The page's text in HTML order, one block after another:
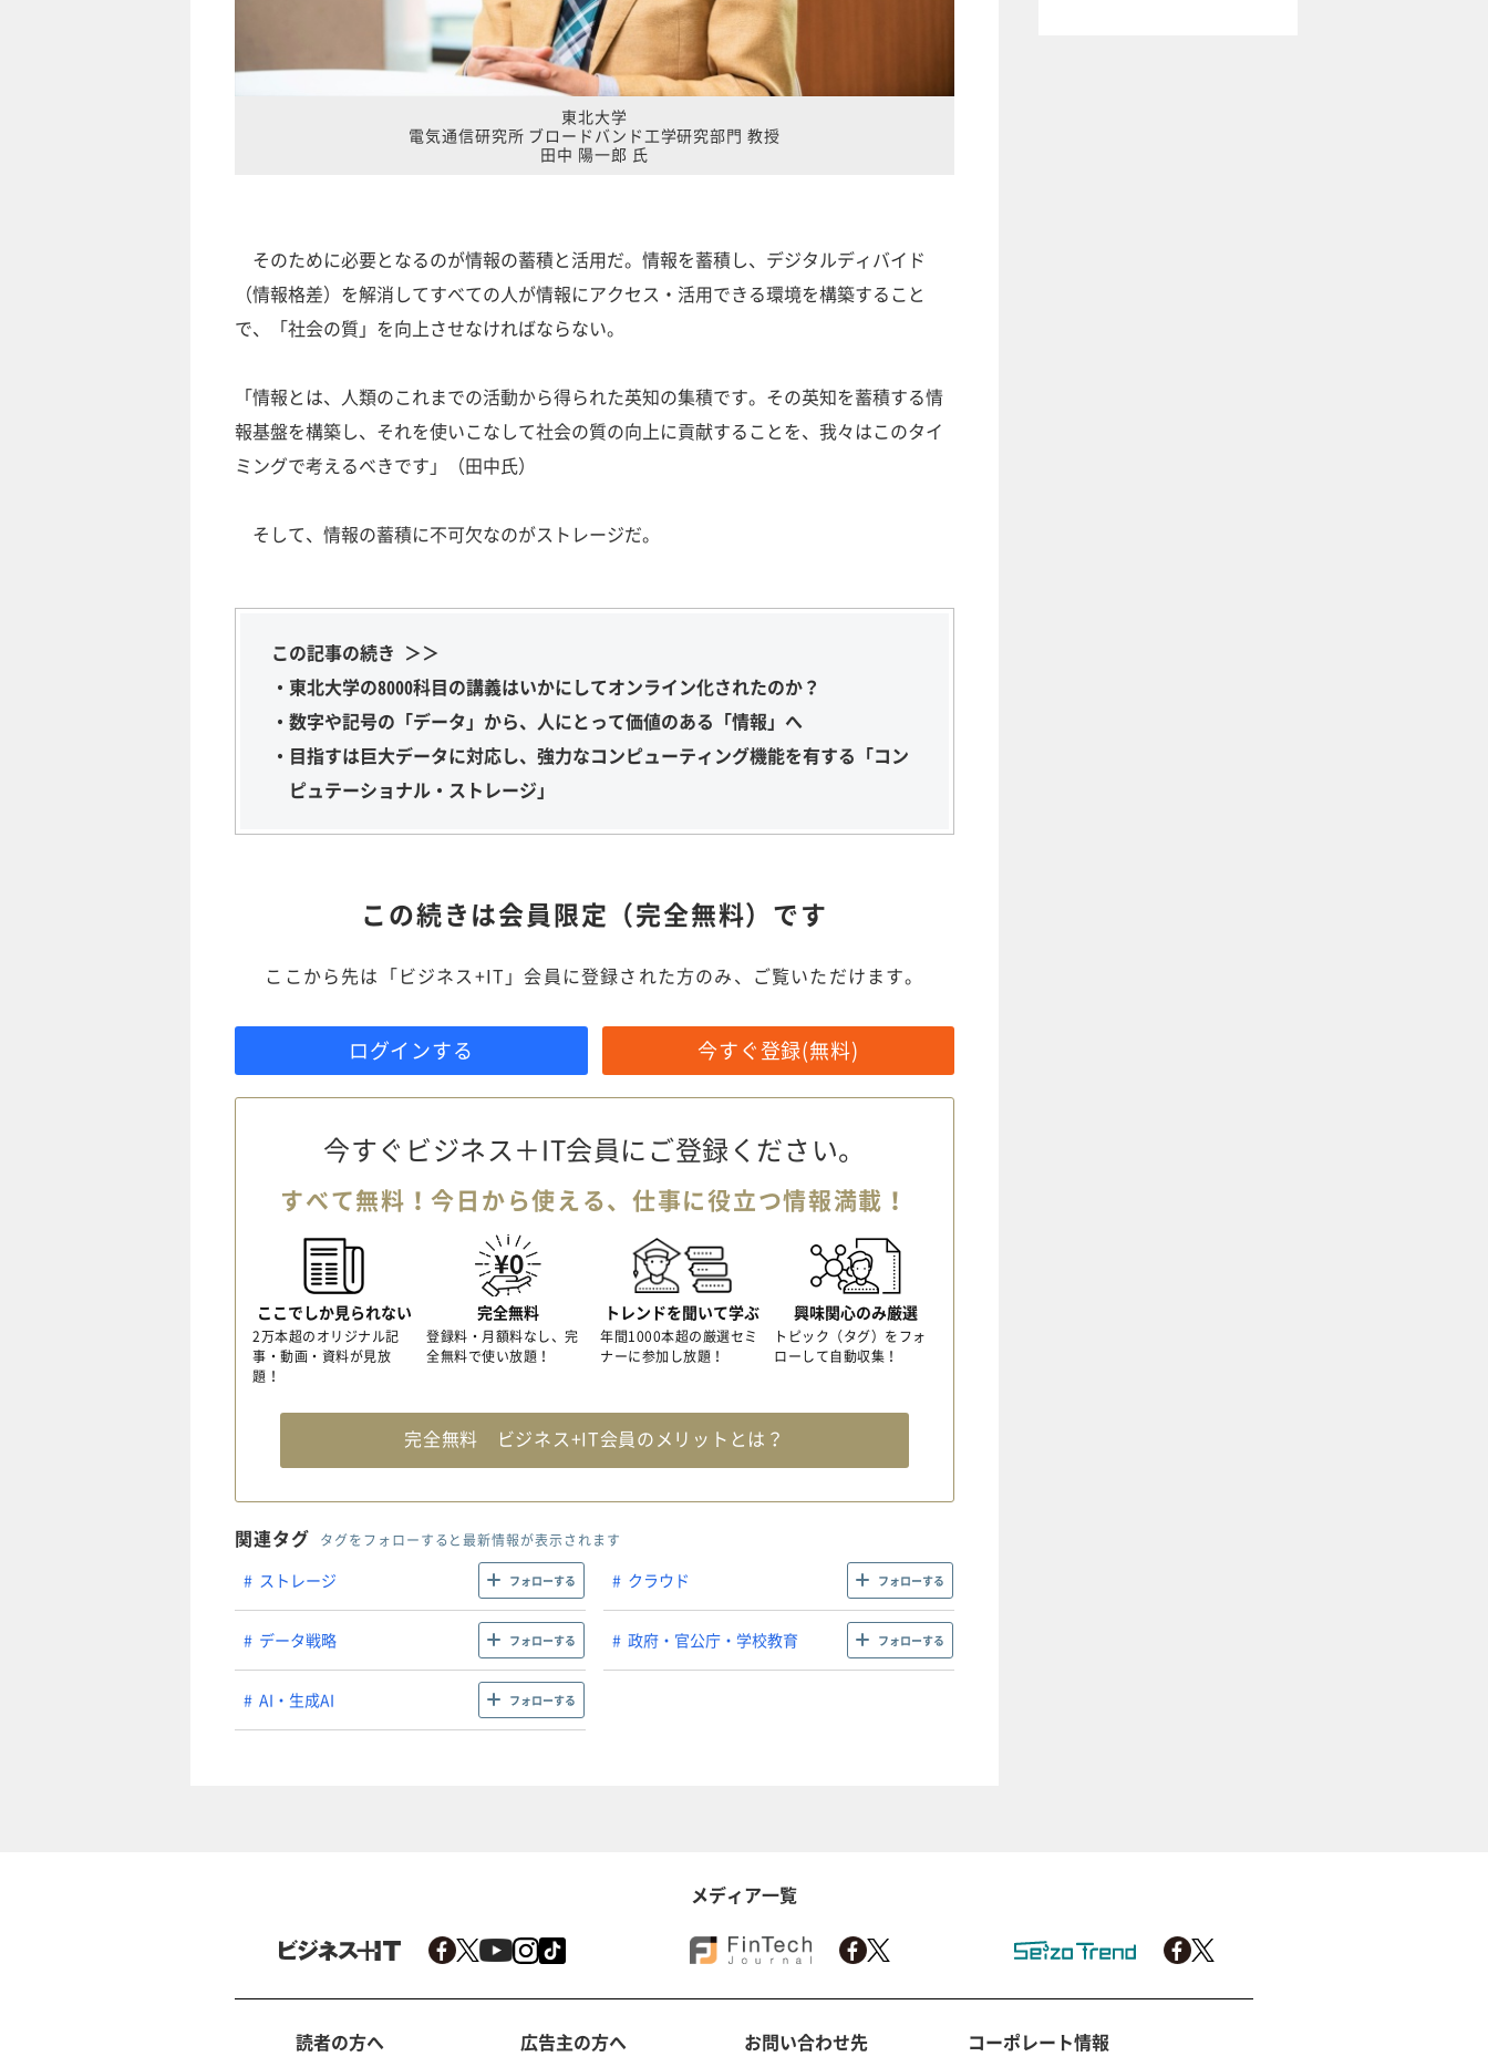
東北大学
電気通信研究所 ブロードバンド工学研究部門 教授
田中 陽一郎 氏
そのために必要となるのが情報の蓄積と活用だ。情報を蓄積し、デジタルディバイド
（情報格差）を解消してすべての人が情報にアクセス・活用できる環境を構築すること
で、「社会の質」を向上させなければならない。
「情報とは、人類のこれまでの活動から得られた英知の集積です。その英知を蓄積する情
報基盤を構築し、それを使いこなして社会の質の向上に貢献することを、我々はこのタイ
ミングで考えるべきです」（田中氏）
そして、情報の蓄積に不可欠なのがストレージだ。
この記事の続き ＞＞
・東北大学の8000科目の講義はいかにしてオンライン化されたのか？
・数字や記号の「データ」から、人にとって価値のある「情報」へ
・目指すは巨大データに対応し、強力なコンピューティング機能を有する「コン
ピュテーショナル・ストレージ」
この続きは会員限定（完全無料）です
ここから先は「ビジネス+IT」会員に登録された方のみ、ご覧いただけます。
ログインする 今すぐ登録(無料)
今すぐビジネス＋IT会員にご登録ください。
すべて無料！今日から使える、仕事に役立つ情報満載！
ここでしか見られない
2万本超のオリジナル記
事・動画・資料が見放
題！
完全無料
登録料・月額料なし、完
全無料で使い放題！
トレンドを聞いて学ぶ
年間1000本超の厳選セミ
ナーに参加し放題！
興味関心のみ厳選
トピック（タグ）をフォ
ローして自動収集！
完全無料 ビジネス+IT会員のメリットとは？
関連タグ タグをフォローすると最新情報が表示されます
ストレージ フォローする クラウド フォローする
データ戦略 フォローする 政府・官公庁・学校教育 フォローする
AI・生成AI フォローする
メディア一覧
読者の方へ 広告主の方へ お問い合わせ先 コーポレート情報